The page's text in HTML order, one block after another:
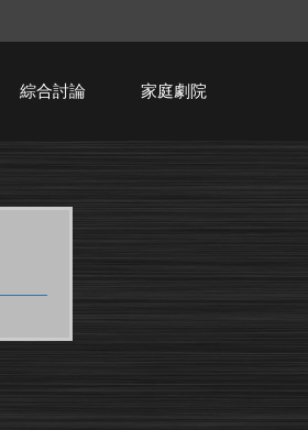
綜合討論 家庭劇院